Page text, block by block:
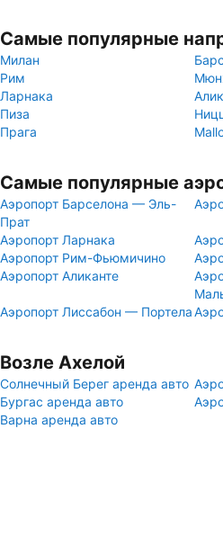
Самые популярные
Милан
Рим
Ларнака
Пиза
Прага
Самые популярные
Аэропорт Барселона — Эль-
Прат
Аэропорт Ларнака
Аэропорт Рим-Фьюмичино
Аэропорт Аликанте
Аэропорт Лиссабон — Портела
Возле Ахелой
Солнечный Берег аренда авто
Бургас аренда авто
Варна аренда авто